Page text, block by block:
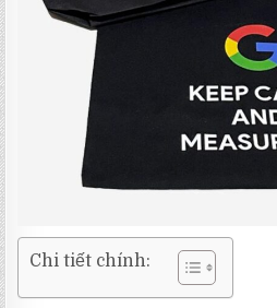
Chi tiết chính: